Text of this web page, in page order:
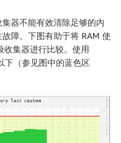
器不能有效清除足够的内
障。下图有助于将 RAM 使
收集器进行比较。使用
下（参见图中的蓝色区